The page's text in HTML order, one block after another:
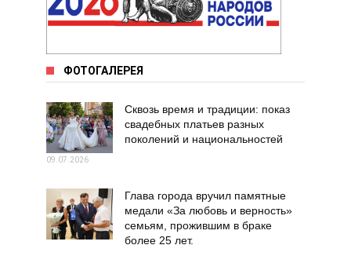
ФОТОГАЛЕРЕЯ
Сквозь время и традиции: показ
свадебных платьев разных
поколений и национальностей
09.07.2026
Глава города вручил памятные
медали «За любовь и верность»
семьям, прожившим в браке
более 25 лет.